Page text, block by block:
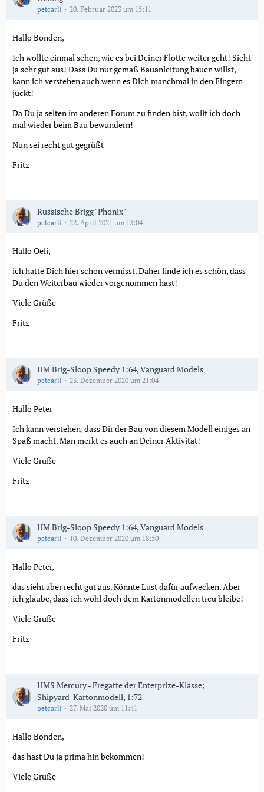
petcarli 20. Februar 2023 um 15:11
Hallo Bonden,
Ich wollte einmal sehen, wie es bei Deiner Flotte weiter geht! Sieht
ja sehr gut aus! Dass Du nur gemäß Bauanleitung bauen willst,
kann ich verstehen auch wenn es Dich manchmal in den Fingern
juckt!
Da Du ja selten im anderen Forum zu finden bist, wollt ich doch
mal wieder beim Bau bewundern!
Nun sei recht gut gegrüßt
Fritz
Russische Brigg "Phönix"
petcarli 22. April 2021 um 13:04
Hallo Oeli,
ich hatte Dich hier schon vermisst. Daher finde ich es schön, dass
Du den Weiterbau wieder vorgenommen hast!
Viele Grüße
Fritz
HM Brig-Sloop Speedy 1:64, Vanguard Models
petcarli 23. Dezember 2020 um 21:04
Hallo Peter
Ich kann verstehen, dass Dir der Bau von diesem Modell einiges an
Spaß macht. Man merkt es auch an Deiner Aktivität!
Viele Grüße
Fritz
HM Brig-Sloop Speedy 1:64, Vanguard Models
petcarli 10. Dezember 2020 um 18:50
Hallo Peter,
das sieht aber recht gut aus. Könnte Lust dafür aufwecken. Aber
ich glaube, dass ich wohl doch dem Kartonmodellen treu bleibe!
Viele Grüße
Fritz
HMS Mercury - Fregatte der Enterprize-Klasse;
Shipyard-Kartonmodell, 1:72
petcarli 27. Mai 2020 um 11:41
Hallo Bonden,
das hast Du ja prima hin bekommen!
Viele Grüße